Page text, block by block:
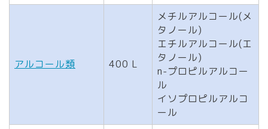
アルコール類 400 L
メチルアルコール(メ
タノール)
エチルアルコール(エ
タノール)
n-プロピルアルコー
ル
イソプロピルアルコ
ール